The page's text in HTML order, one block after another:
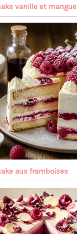
vanille et mangue
aux framboises